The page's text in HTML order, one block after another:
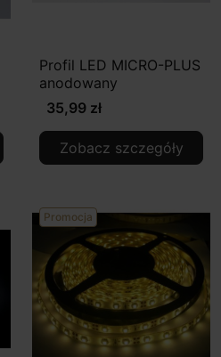
Profil LED MICRO-PLUS
anodowany
35,99 zł
Zobacz szczegóły
Promocja